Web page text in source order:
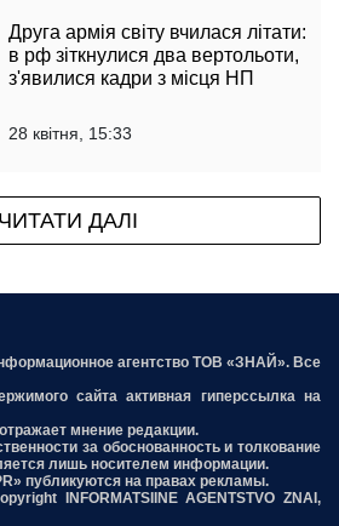
Друга армія світу вчилася літати:
в рф зіткнулися два вертольоти,
з'явилися кадри з місця НП
28 квітня, 15:33
ЧИТАТИ ДАЛІ
агентство ТОВ «ЗНАЙ». Все
сайта активная гиперссылка на
мнение редакции.
за обоснованность и толкование
лишь носителем информации.
публикуются на правах рекламы.
INFORMATSIINE AGENTSTVO ZNAI,